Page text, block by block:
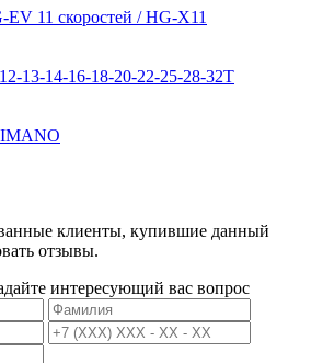
EV 11 скоростей / HG-X11
13-14-16-18-20-22-25-28-32Т
клиенты, купившие данный
отзывы.
интересующий вас вопрос